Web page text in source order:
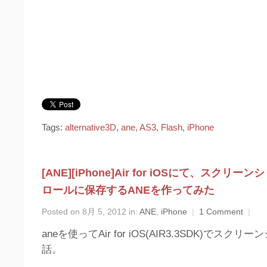
Tags: alternative3D, ane, AS3, Flash, iPhone
[ANE][iPhone]Air for iOSにて、スクリーンシ
ロールに保存するANEを作ってみた
Posted on 8月 5, 2012 in: ANE iPhone | 1 Comment |
aneを使ってAir for iOS(AIR3.3SDK)でスクリー
話。